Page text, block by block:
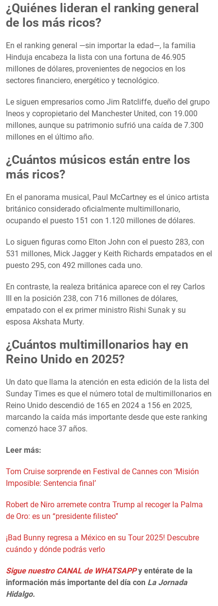
¿Quiénes lideran el ranking general
de los más ricos?
En el ranking general —sin importar la edad—, la familia
Hinduja encabeza la lista con una fortuna de 46.905
millones de dólares, provenientes de negocios en los
sectores financiero, energético y tecnológico.
Le siguen empresarios como Jim Ratcliffe, dueño del grupo
Ineos y copropietario del Manchester United, con 19.000
millones, aunque su patrimonio sufrió una caída de 7.300
millones en el último año.
¿Cuántos músicos están entre los
más ricos?
En el panorama musical, Paul McCartney es el único artista
británico considerado oficialmente multimillonario,
ocupando el puesto 151 con 1.120 millones de dólares.
Lo siguen figuras como Elton John con el puesto 283, con
531 millones, Mick Jagger y Keith Richards empatados en el
puesto 295, con 492 millones cada uno.
En contraste, la realeza británica aparece con el rey Carlos
III en la posición 238, con 716 millones de dólares,
empatado con el ex primer ministro Rishi Sunak y su
esposa Akshata Murty.
¿Cuántos multimillonarios hay en
Reino Unido en 2025?
Un dato que llama la atención en esta edición de la lista del
Sunday Times es que el número total de multimillonarios en
Reino Unido descendió de 165 en 2024 a 156 en 2025,
marcando la caída más importante desde que este ranking
comenzó hace 37 años.
Leer más:
Tom Cruise sorprende en Festival de Cannes con ‘Misión
Imposible: Sentencia final’
Robert de Niro arremete contra Trump al recoger la Palma
de Oro: es un “presidente filisteo”
¡Bad Bunny regresa a México en su Tour 2025! Descubre
cuándo y dónde podrás verlo
Sigue nuestro CANAL de WHATSAPPy entérate de la
información más importante del día con La Jornada
Hidalgo.